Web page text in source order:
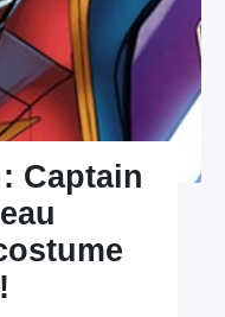
Captain